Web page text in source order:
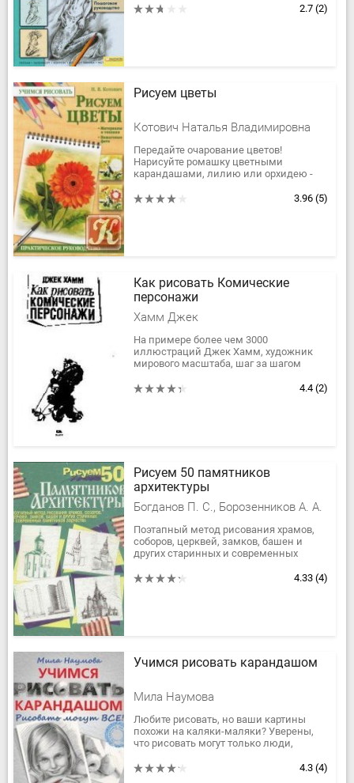
пропорциями тела человека и
2.7 (2)
Рисуем цветы
Котович Наталья Владимировна
Передайте очарование цветов!
Нарисуйте ромашку цветными
карандашами, лилию или орхидею -
цветы и целые букеты в разных
3.96 (5)
Как рисовать Комические
персонажи
Хамм Джек
На примере более чем 3000
иллюстраций Джек Хамм, художник
мирового масштаба, шаг за шагом
смешных персонажей, которые никого
4.4 (2)
Рисуем 50 памятников
архитектуры
Богданов П. С., Борозенников А. А.
Поэтапный метод рисования храмов,
соборов, церквей, замков, башен и
других старинных и современных
В книге наглядно показаны поэтапные
4.33 (4)
Учимся рисовать карандашом
Мила Наумова
Любите рисовать, но ваши картины
похожи на каляки-маляки? Уверены,
что рисовать могут только люди,
открыть в себе дар художника по...4.3 (4)